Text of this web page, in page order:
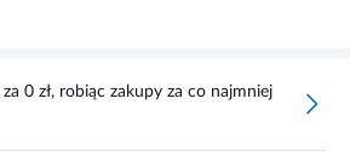
0 zł, robiąc zakupy za co najmniej